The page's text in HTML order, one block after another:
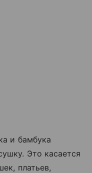
и бамбука
Это касается
платьев,